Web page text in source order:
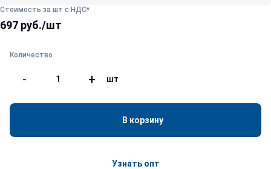
Стоимость за шт с НДС*
697 руб./шт
Количество
- + шт
В корзину
Узнать опт